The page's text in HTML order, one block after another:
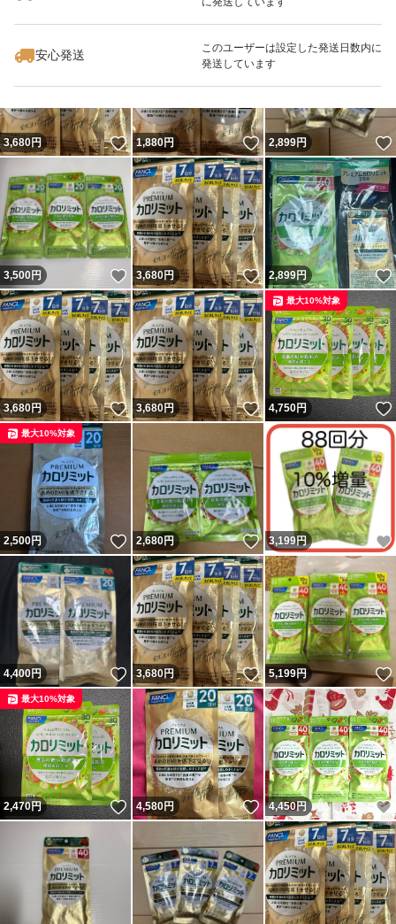
安心発送
このユーザーは設定した発送日数内に
発送しています
いいね！
3,680
3,680円 いいね！
1,880円 いいね！
2,899円
3,500円 いいね！
3,680円 いいね！
2,899円
3,680円 いいね！
3,680円 いいね！
4,750円
最大10%対象
2,500円 いいね！
最大10%対象
2,680円 いいね！
3,199円
4,400円 いいね！
3,680円 いいね！
5,199円
2,470円 いいね！
最大10%対象
4,580円 いいね！
4,450円